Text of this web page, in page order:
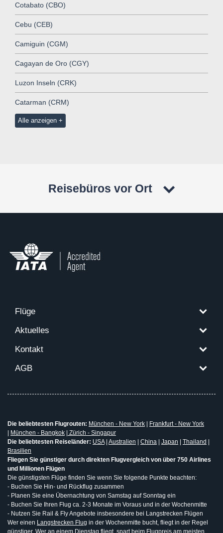
Cotabato (CBO)
Cebu (CEB)
Camiguin (CGM)
Cagayan de Oro (CGY)
Luzon Inseln (CRK)
Catarman (CRM)
Alle anzeigen
Reisebüros vor Ort
Flüge
Aktuelles
Kontakt
AGB
Die beliebtesten Flugrouten: München - New York
Frankfurt - New York
München - Bangkok
Zürich - Singapur
Die beliebtesten Reiseländer: USA| Australien China Japan Thailand
Brasilien
Fliegen Sie günstiger durch direkten Flugvergleich von über 750 Airlines
und Millionen Flügen
Die günstigsten Flüge finden Sie wenn Sie folgende Punkte beachten:
- Buchen Sie Hin- und Rückflug zusammen
- Planen Sie eine Übernachtung von Samstag auf Sonntag ein
- Buchen Sie Ihren Flug ca. 2-3 Monate im Voraus und in der Wochenmitte
- Nutzen Sie Rail & Fly Angebote insbesondere bei Langstrecken Flügen
Wer einen Langstrecken Flug in der Wochenmitte bucht, fliegt in der Regel
günstiger. Wer an einem Dienstag fliegt, spart beim Flugpreis am meisten.